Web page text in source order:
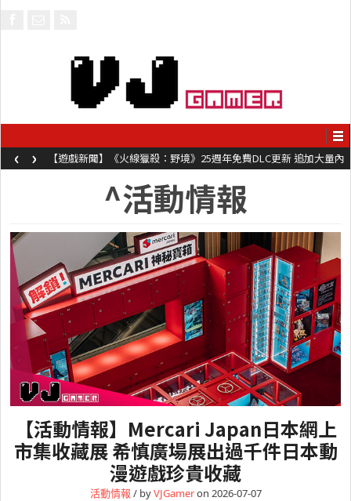
【遊戲新聞】《火線獵殺：野境》25週年免費DLC更新 追加大量內
容同時系舊作限時超平價折扣
‹ ›
^活動情報
【活動情報】Mercari Japan日本網上
市集收藏展 希慎廣場展出過千件日本動
漫遊戲珍貴收藏
活動情報 / byVJGameron 2026-07-07